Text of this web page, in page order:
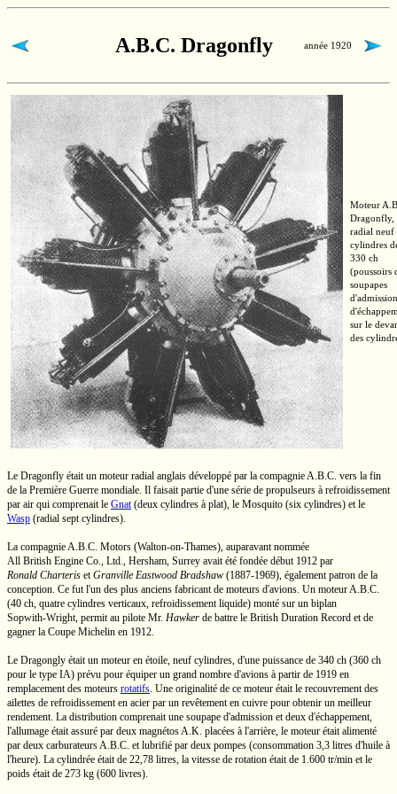
A.B.C. Dragonfly année 1920
Moteur
Dragonfly,
radial neuf
cylindres
330 ch
(poussoirs
soupapes
sur le
des
Le Dragonfly était un moteur radial anglais développé par la compagnieA.B.C. vers la fin
de la Première Guerre mondiale. Il faisait partie d'une série de propulseurs à refroidissement
par air qui comprenait le Gnat(deux cylindres à plat), le Mosquito (six cylindres) et le
Wasp (radial sept cylindres).
La compagnieA.B.C. Motors (Walton-on-Thames), auparavant nommée
All British Engine Co., Ltd., Hersham, Surrey avait été fondée début 1912 par
Ronald Charteris etGranville Eastwood Bradshaw (1887-1969), également patron de la
conception. Ce fut l'un des plus anciens fabricant de moteurs d'avions. Un moteurA.B.C.
(40 ch, quatre cylindres verticaux, refroidissement liquide) monté sur un biplan
Sopwith-Wright, permit au pilote Mr. Hawker de battre le British Duration Record et de
gagner la Coupe Michelin en 1912.
Le Dragongly était un moteur en étoile, neuf cylindres, d'une puissance de 340 ch (360 ch
pour le type IA) prévu pour équiper un grand nombre d'avions à partir de 1919 en
remplacement des moteurs rotatifs. Une originalité de ce moteur était le recouvrement des
ailettes de refroidissement en acier par un revêtement en cuivre pour obtenir un meilleur
rendement. La distribution comprenait une soupape d'admission et deux d'échappement,
l'allumage était assuré par deux magnétosA.K. placées à l'arrière, le moteur était alimenté
par deux carburateursA.B.C. et lubrifié par deux pompes (consommation 3,3 litres d'huile à
l'heure). La cylindrée était de 22,78 litres, la vitesse de rotation était de 1.600 tr/min et le
poids était de 273 kg (600 livres).